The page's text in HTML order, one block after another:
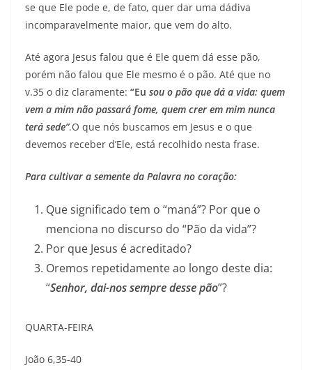
se que Ele pode e, de fato, quer dar uma dádiva
incomparavelmente maior, que vem do alto.
Até agora Jesus falou que é Ele quem dá esse pão,
porém não falou que Ele mesmo é o pão. Até que no
v.35 o diz claramente: “Eu sou o pão que dá a vida: quem
vem a mim não passará fome, quem crer em mim nunca
terá sede”.O que nós buscamos em Jesus e o que
devemos receber d’Ele, está recolhido nesta frase.
Para cultivar a semente da Palavra no coração:
Que significado tem o “maná”? Por que o
menciona no discurso do “Pão da vida”?
Por que Jesus é acreditado?
Oremos repetidamente ao longo deste dia:
“Senhor, dai-nos sempre desse pão”?
QUARTA-FEIRA
João 6,35-40